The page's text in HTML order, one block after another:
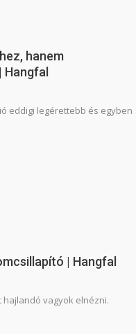
hanem
eddigi legérettebb és egyben
| Hangfal
hajlandó vagyok elnézni.